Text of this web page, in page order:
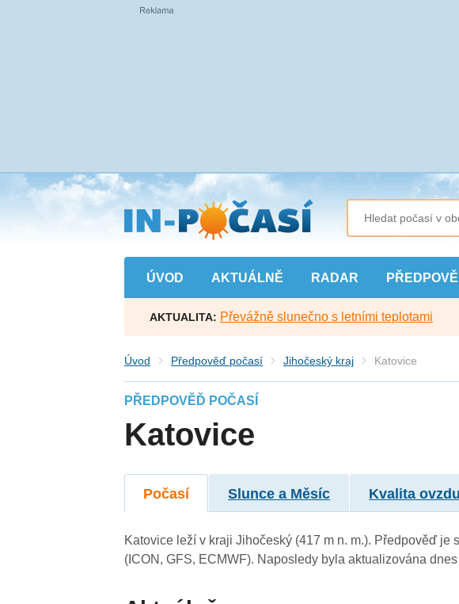
Přejít
na
hlavní
obsah
ÚVOD AKTUÁLNĚ RADAR
AKTUALITA: Převážně slunečno s letními teplotami
Úvod Předpověď počasí Jihočeský kraj Katovice
PŘEDPOVĚĎ POČASÍ
Katovice
Počasí Slunce a Měsíc Kvalita
Katovice leží v kraji Jihočeský (417 m n. m.). Předpověď je
(ICON, GFS, ECMWF). Naposledy byla aktualizována